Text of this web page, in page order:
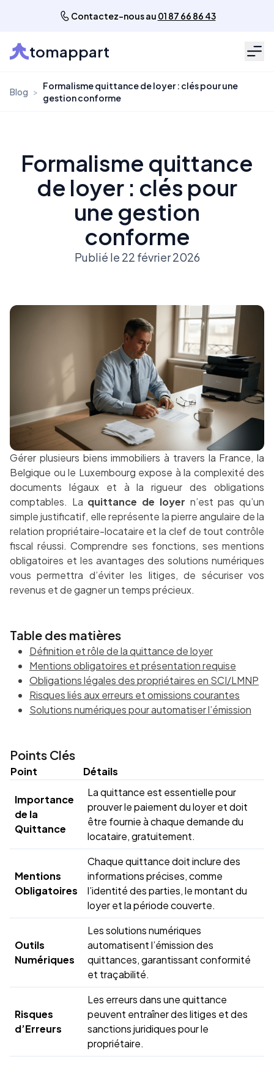
Contactez-nous au 01 87 66 86 43
tomappart
Blog >
Formalisme quittance de loyer : clés pour une
gestion conforme
Formalisme quittance
de loyer : clés pour
une gestion
conforme
Publié le 22 février 2026
Gérer plusieurs biens immobiliers à travers la France, la
Belgique ou le Luxembourg expose à la complexité des
documents légaux et à la rigueur des obligations
comptables. La quittance de loyer n’est pas qu’un
simple justificatif, elle représente la pierre angulaire de la
relation propriétaire-locataire et la clef de tout contrôle
fiscal réussi. Comprendre ses fonctions, ses mentions
obligatoires et les avantages des solutions numériques
vous permettra d’éviter les litiges, de sécuriser vos
revenus et de gagner un temps précieux.
Table des matières
Définition et rôle de la quittance de loyer
Mentions obligatoires et présentation requise
Obligations légales des propriétaires en SCI/LMNP
Risques liés aux erreurs et omissions courantes
Solutions numériques pour automatiser l’émission
Points Clés
Point Détails
Importance
de la
Quittance
La quittance est essentielle pour
prouver le paiement du loyer et doit
être fournie à chaque demande du
locataire, gratuitement.
Mentions
Obligatoires
Chaque quittance doit inclure des
informations précises, comme
l’identité des parties, le montant du
loyer et la période couverte.
Outils
Numériques
Les solutions numériques
automatisent l’émission des
quittances, garantissant conformité
et traçabilité.
Risques
d’Erreurs
Les erreurs dans une quittance
peuvent entraîner des litiges et des
sanctions juridiques pour le
propriétaire.